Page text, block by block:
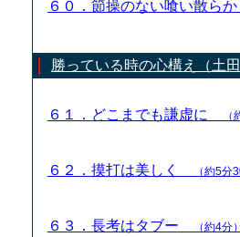
６０．節操のない喰い散ら
勝っている時の心構え（土田
６１．どこまでも謙虚に （
６２．摸打は美しく （約5分
６３．長考はタブー （約4分）